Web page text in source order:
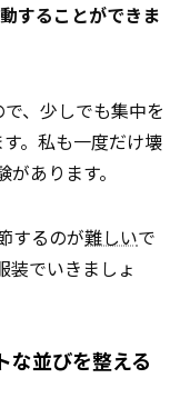
することができま
、少しでも集中を
す。私も一度だけ壊
あります。
するのが難しいで
装でいきましょ
な並びを整える